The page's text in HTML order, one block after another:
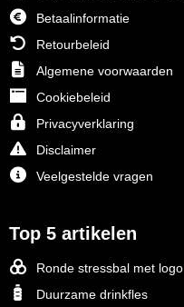
Betaalinformatie
Retourbeleid
Algemene voorwaarden
Cookiebeleid
Privacyverklaring
Disclaimer
Veelgestelde vragen
Top 5 artikelen
Ronde stressbal met logo
Duurzame drinkfles